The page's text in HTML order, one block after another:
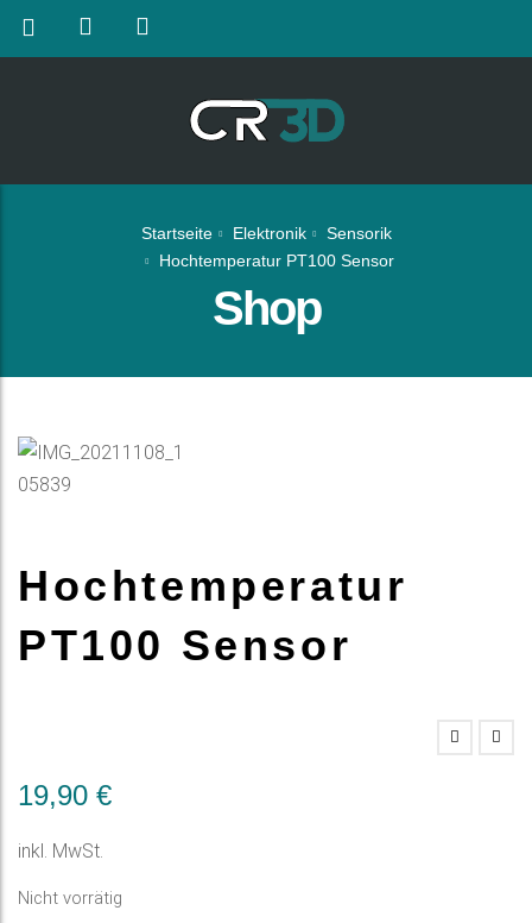
Startseite Elektronik
Sensorik
Hochtemperatur PT100 Sensor
Shop
Hochtemperatur
PT100 Sensor
19,90 €
inkl. MwSt.
Nicht vorrätig